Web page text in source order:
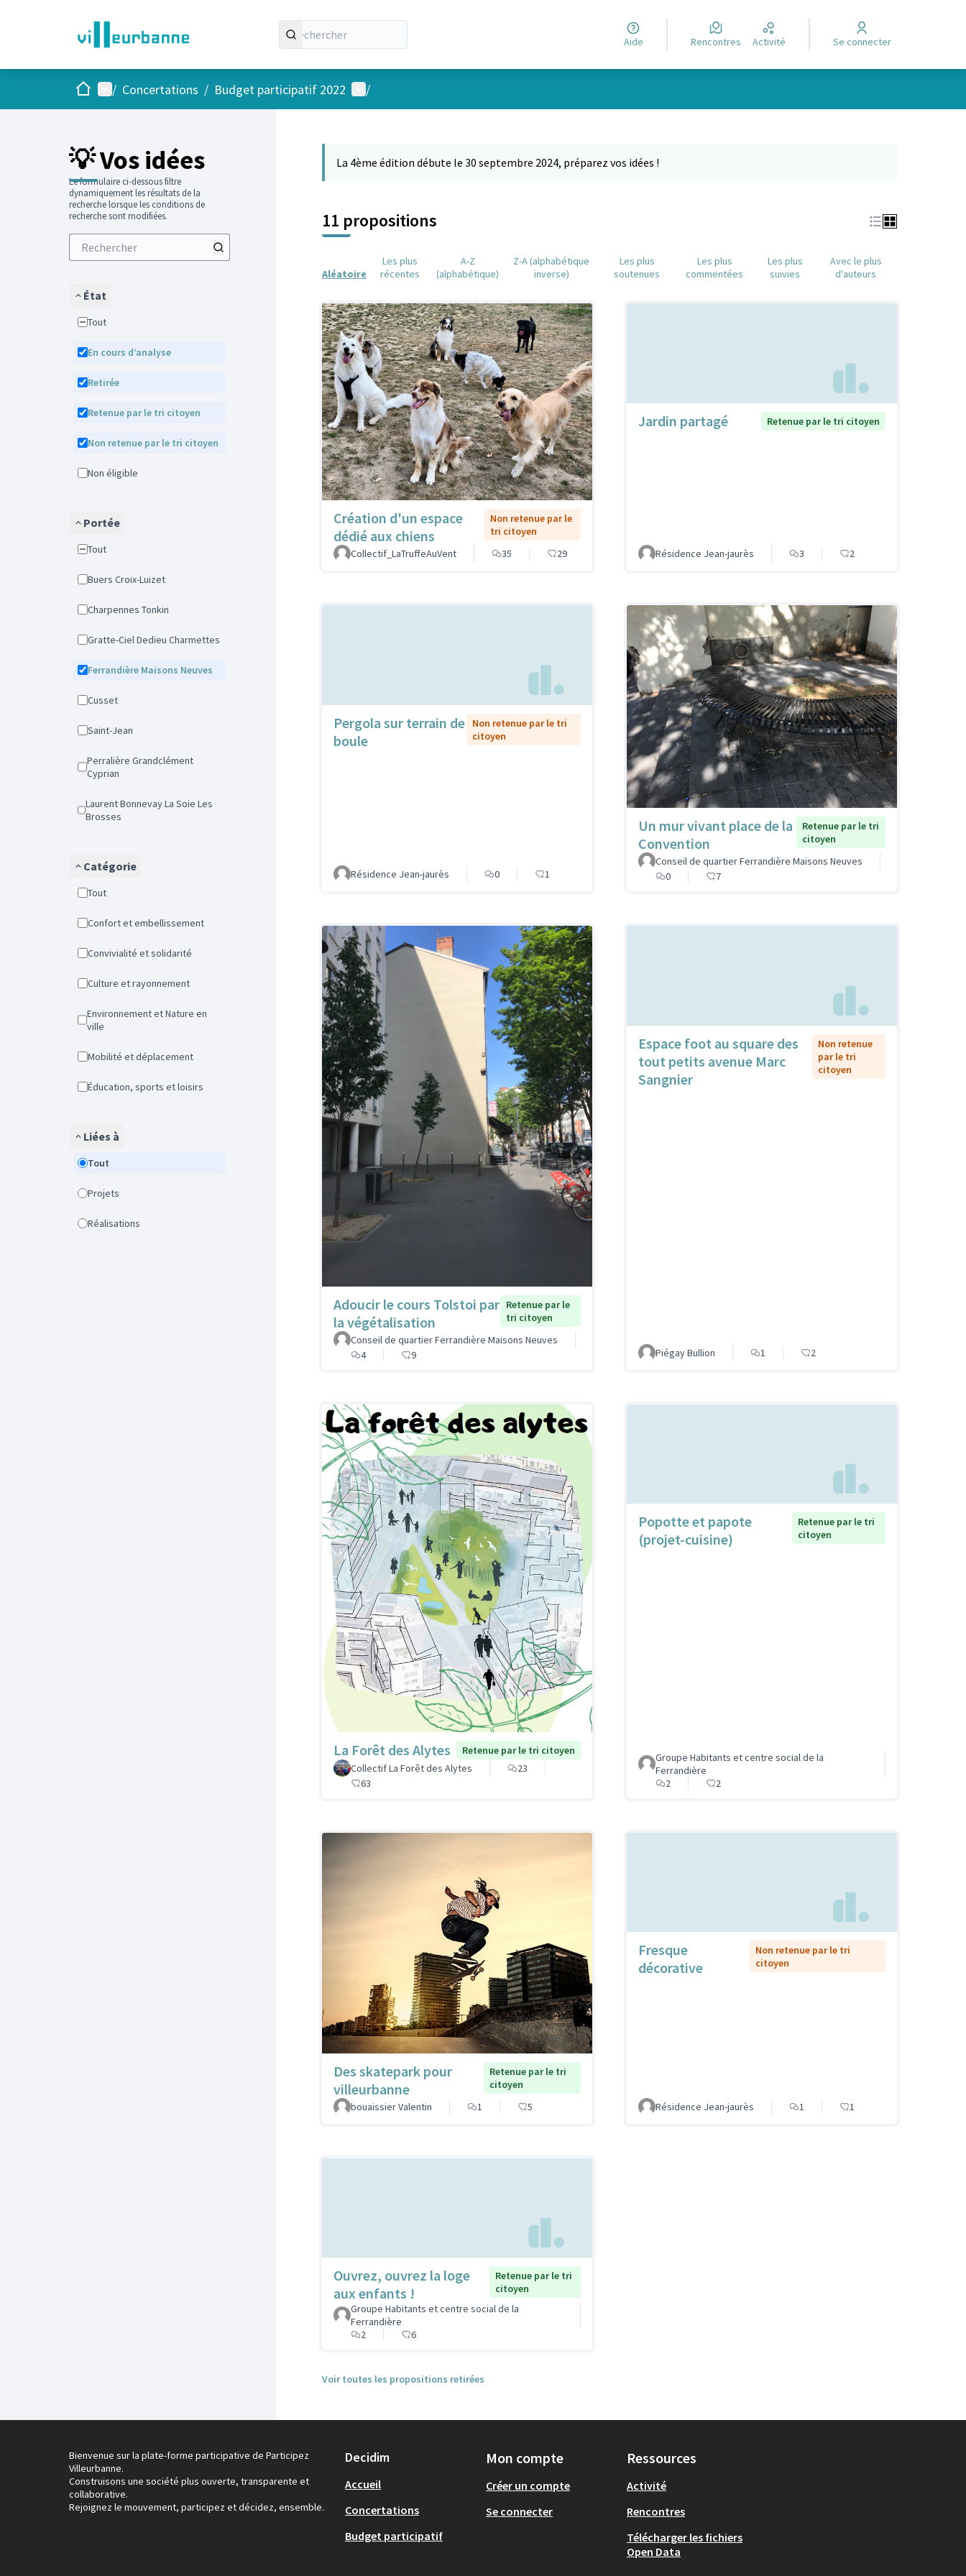
Aide Rencontres Activité Se connecter
AccueilMenu principal
/ Concertations / Budget participatif 2022 Menu utilisateur
/
💡 Vos idées
Le formulaire ci-dessous filtre
dynamiquement les résultats de la
recherche lorsque les conditions de
recherche sont modifiées.
État
Tout
En cours d’analyse
Retirée
Retenue par le tri citoyen
Non retenue par le tri citoyen
Non éligible
Portée
Tout
Buers Croix-Luizet
Charpennes Tonkin
Gratte-Ciel Dedieu Charmettes
Ferrandière Maisons Neuves
Cusset
Saint-Jean
Perralière Grandclément
Cyprian
Laurent Bonnevay La Soie Les
Brosses
Catégorie
Tout
Confort et embellissement
Convivialité et solidarité
Culture et rayonnement
Environnement et Nature en
ville
Mobilité et déplacement
Éducation, sports et loisirs
Liées à
Tout
Projets
Réalisations
La 4ème édition débute le 30 septembre 2024, préparez vos idées !
11 propositions
Aléatoire
Les plus
récentes
A-Z
(alphabétique)
Z-A (alphabétique
inverse)
Les plus
soutenues
Les plus
commentées
Les plus
suivies
Avec le plus
d'auteurs
Création d'un espace
dédié aux chiens
Non retenue par le
tri citoyen
Collectif_LaTruffeAuVent
35 29
Jardin partagé Retenue par le tri citoyen
Résidence Jean-jaurès 3 2
Pergola sur terrain de
boule
Non retenue par le tri
citoyen
Résidence Jean-jaurès 0 1
Un mur vivant place de la
Convention
Retenue par le tri
citoyen
Conseil de quartier Ferrandière Maisons Neuves
0
7
Adoucir le cours Tolstoi par
la végétalisation
Retenue par le
tri citoyen
Conseil de quartier Ferrandière Maisons Neuves
4
9
Espace foot au square des
tout petits avenue Marc
Sangnier
Non retenue
par le tri
citoyen
Piégay Bullion 1 2
La Forêt des Alytes
Retenue par le tri citoyen
Collectif La Forêt des Alytes
23
63
Popotte et papote
(projet-cuisine)
Retenue par le tri
citoyen
Groupe Habitants et centre social de la
Ferrandière
2
2
Des skatepark pour
villeurbanne
Retenue par le tri
citoyen
bouaissier Valentin
1 5
Fresque
décorative
Non retenue par le tri
citoyen
Résidence Jean-jaurès 1 1
Ouvrez, ouvrez la loge
aux enfants !
Retenue par le tri
citoyen
Groupe Habitants et centre social de la
Ferrandière
2
6
Voir toutes les propositions retirées
Bienvenue sur la plate-forme participative de Participez
Villeurbanne.
Construisons une société plus ouverte, transparente et
collaborative.
Rejoignez le mouvement, participez et décidez, ensemble.
Decidim
Accueil
Concertations
Budget participatif
Mon compte
Créer un compte
Se connecter
Ressources
Activité
Rencontres
Télécharger les fichiers
Open Data